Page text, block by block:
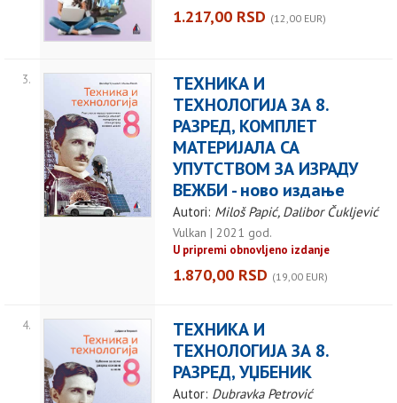
1.217,00 RSD (12,00 EUR)
3.
ТЕХНИКА И
ТЕХНОЛОГИЈА ЗА 8.
РАЗРЕД, КОМПЛЕТ
МАТЕРИЈАЛА СА
УПУТСТВОМ ЗА ИЗРАДУ
ВЕЖБИ - ново издање
Autori: Miloš Papić, Dalibor Čukljević
Vulkan | 2021 god.
U pripremi obnovljeno izdanje
1.870,00 RSD (19,00 EUR)
4.
ТЕХНИКА И
ТЕХНОЛОГИЈА ЗА 8.
РАЗРЕД, УЏБЕНИК
Autor: Dubravka Petrović